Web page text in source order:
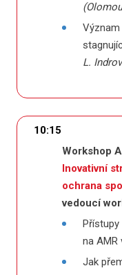
L.
10:15
Workshop
Inovativní
ochrana
vedoucí
na AMR
Jak